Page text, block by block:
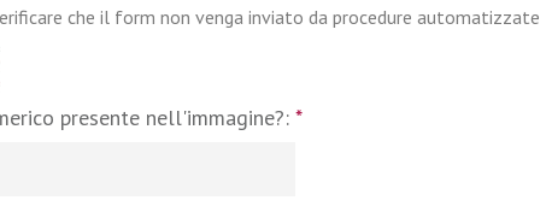
che il form non venga inviato da procedure automatizzate
presente nell'immagine?: *